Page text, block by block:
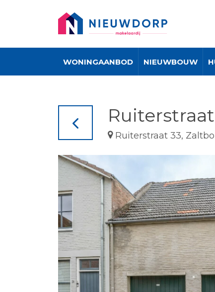
WONINGAANBOD NIEUWBOUW
Ruiterstraat 33,